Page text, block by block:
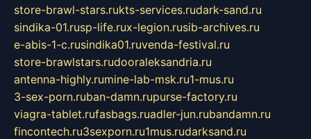
store-brawl-stars.rukts-services.rudark-sand.ru
sindika-01.rusp-life.rux-legion.rusib-archives.ru
e-abis-1-c.rusindika01.ruvenda-festival.ru
store-brawlstars.rudooraleksandria.ru
antenna-highly.rumine-lab-msk.ru1-mus.ru
3-sex-porn.ruban-damn.rupurse-factory.ru
viagra-tablet.rufasbags.ruadler-jun.rubandamn.ru
fincontech.ru3sexporn.ru1mus.rudarksand.ru